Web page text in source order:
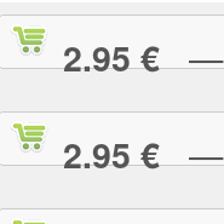
2.95 €—
2.95 €—